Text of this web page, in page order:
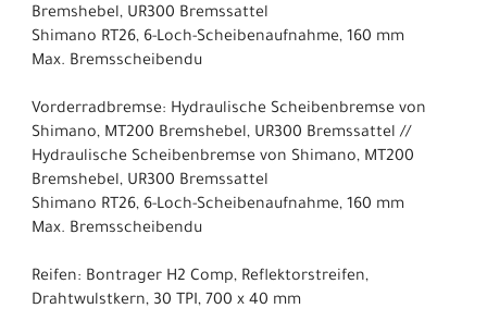
Bremshebel, UR300 Bremssattel
Shimano RT26, 6-Loch-Scheibenaufnahme, 160 mm
Max. Bremsscheibendu
Vorderradbremse: Hydraulische Scheibenbremse von
Shimano, MT200 Bremshebel, UR300 Bremssattel //
Hydraulische Scheibenbremse von Shimano, MT200
Bremshebel, UR300 Bremssattel
Shimano RT26, 6-Loch-Scheibenaufnahme, 160 mm
Max. Bremsscheibendu
Reifen: Bontrager H2 Comp, Reflektorstreifen,
Drahtwulstkern, 30 TPI, 700 x 40 mm